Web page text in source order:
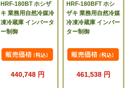
HRF-180BT ホシザ
キ 業務用自然冷媒冷
凍冷蔵庫 インバータ
ー制御
440,748 円
HRF-180BFT ホシ
ザキ 業務用自然冷媒
冷凍冷蔵庫 インバー
ター制御
461,538 円